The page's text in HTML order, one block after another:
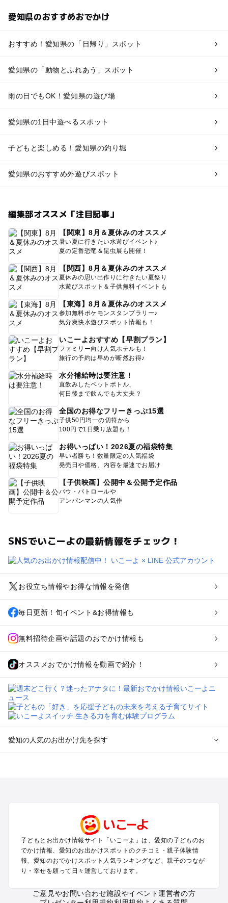
愛知県のおすすめおでかけ
おすすめ！愛知県の「日帰り」スポット
愛知県の「動物とふれあう」スポット
雨の日でもOK！愛知県の遊び場
愛知県の1日中遊べるスポット
子どもと楽しめる！愛知県の釣り堀
愛知県のおすすめ外遊びスポット
編集部オススメ「注目記事」
【関東】8月＆夏休みのオススメ
暑い夏に行きたい水遊びイベント♪
夏の定番恐竜＆昆虫展も開催！
【関西】8月＆夏休みのオススメ
夏休みの思い出作りに行きたい夏祭り
水遊びスポット＆子供無料イベントも
【東海】8月＆夏休みのオススメ
参加無料ポケモンスタンプラリー♪
気分爽快水遊びスポット情報も！
いこーよおすすめ【早割プラン】
ファミリー向け人気ホテルも！
旅行の予約は早めが断然お得♪
水分補給時は要注意！
直飲みしたペットボトル、
何日後まで飲んでも大丈夫？
全国のお得なフリーきっぷ15選
子供50円均一の切符から
100円で1日乗り放題も！
お得いっぱい！2026夏の福袋特集
早い者勝ち！数量限定の人気福袋
発売日や価格、内容を最速でお届け
【子供映画】公開中＆公開予定作品
パウ・パトロールや
アンパンマンの人気作
SNSでいこーよの最新情報をチェック！
お役立ち情報やお得な情報を発信
毎日更新！旬イベント&お得情報も
無料招待企画や話題のおでかけ情報も
オススメおでかけ情報を動画で紹介！
愛知の人気のお出かけ先を探す
犬山・一宮・小牧・瀬戸・各務原・尾張のプールお出かけ
知多半島（常滑・半田・南知多）のプールお出かけ
愛知の定番お出かけスポット
愛知の遊園地
愛知のバーベキュー
子どもとお出かけ情報サイト「いこーよ」は、愛知の子どものお
でかけ情報、愛知のお出かけスポットのクチコミ・親子体験情
報、愛知のおでかけスポット人気ランキングなど、親子のつなが
り・幸せを願って日々運営しております。
ご意見やお問い合わせ施設やイベント運営者の方